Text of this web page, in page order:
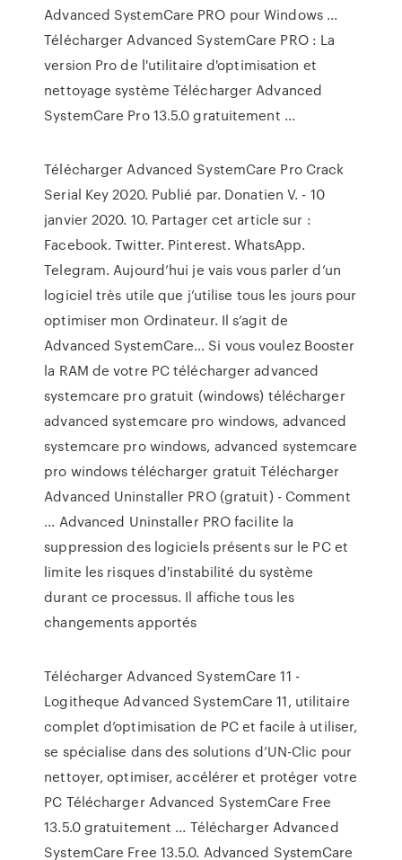
Advanced SystemCare PRO pour Windows ...
Télécharger Advanced SystemCare PRO : La
version Pro de l'utilitaire d'optimisation et
nettoyage système Télécharger Advanced
SystemCare Pro 13.5.0 gratuitement ...
Télécharger Advanced SystemCare Pro Crack
Serial Key 2020. Publié par. Donatien V. - 10
janvier 2020. 10. Partager cet article sur :
Facebook. Twitter. Pinterest. WhatsApp.
Telegram. Aujourd’hui je vais vous parler d’un
logiciel très utile que j’utilise tous les jours pour
optimiser mon Ordinateur. Il s’agit de
Advanced SystemCare… Si vous voulez Booster
la RAM de votre PC télécharger advanced
systemcare pro gratuit (windows) télécharger
advanced systemcare pro windows, advanced
systemcare pro windows, advanced systemcare
pro windows télécharger gratuit Télécharger
Advanced Uninstaller PRO (gratuit) - Comment
... Advanced Uninstaller PRO facilite la
suppression des logiciels présents sur le PC et
limite les risques d'instabilité du système
durant ce processus. Il affiche tous les
changements apportés
Télécharger Advanced SystemCare 11 -
Logitheque Advanced SystemCare 11, utilitaire
complet d’optimisation de PC et facile à utiliser,
se spécialise dans des solutions d’UN-Clic pour
nettoyer, optimiser, accélérer et protéger votre
PC Télécharger Advanced SystemCare Free
13.5.0 gratuitement ... Télécharger Advanced
SystemCare Free 13.5.0. Advanced SystemCare